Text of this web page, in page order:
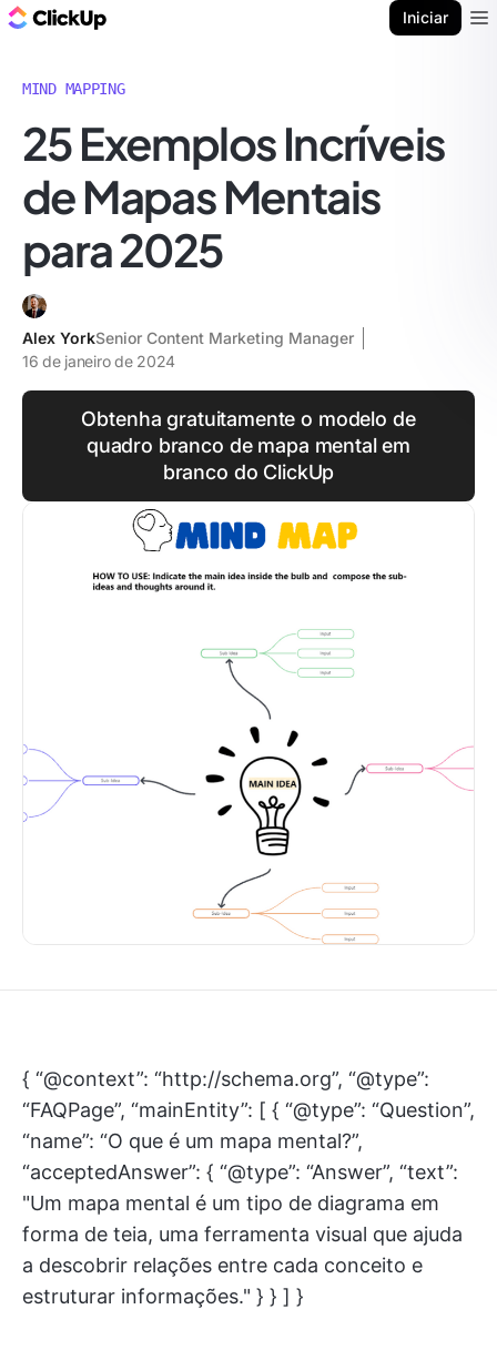
Iniciar
MIND MAPPING
25 Exemplos Incríveis
de Mapas Mentais
para 2025
Alex YorkSenior Content Marketing Manager
16 de janeiro de 2024
Obtenha gratuitamente o modelo de
quadro branco de mapa mental em
branco do ClickUp
{ “@context”: “http://schema.org”, “@type”:
“FAQPage”, “mainEntity”: [ { “@type”: “Question”,
“name”: “O que é um mapa mental?”,
“acceptedAnswer”: { “@type”: “Answer”, “text”:
"Um mapa mental é um tipo de diagrama em
forma de teia, uma ferramenta visual que ajuda
a descobrir relações entre cada conceito e
estruturar informações." } } ] }